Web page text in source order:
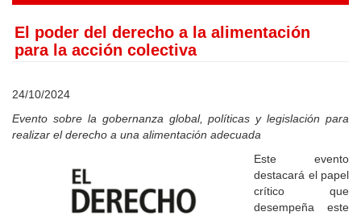
El poder del derecho a la alimentación
para la acción colectiva
24/10/2024
Evento sobre la gobernanza global, políticas y legislación para
realizar el derecho a una alimentación adecuada
Este evento
destacará el papel
crítico que
desempeña este